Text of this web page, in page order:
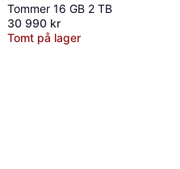
Tommer 16 GB 2 TB
30 990 kr
Tomt på lager